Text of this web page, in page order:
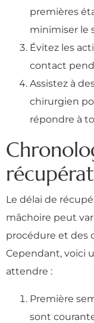
premières
minimiser le
Évitez les
contact
Assistez à
chirurgien
répondre à
Le délai de
mâchoire peut
procédure et des
Cependant, voici
attendre :
Première
sont